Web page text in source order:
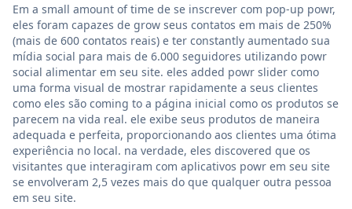
Em a small amount of time de se inscrever com pop-up powr,
eles foram capazes de grow seus contatos em mais de 250%
(mais de 600 contatos reais) e ter constantly aumentado sua
mídia social para mais de 6.000 seguidores utilizando powr
social alimentar em seu site. eles added powr slider como
uma forma visual de mostrar rapidamente a seus clientes
como eles são coming to a página inicial como os produtos se
parecem na vida real. ele exibe seus produtos de maneira
adequada e perfeita, proporcionando aos clientes uma ótima
experiência no local. na verdade, eles discovered que os
visitantes que interagiram com aplicativos powr em seu site
se envolveram 2,5 vezes mais do que qualquer outra pessoa
em seu site.